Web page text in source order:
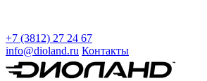
+7 (3812) 27 24 67
info@dioland.ru Контакты